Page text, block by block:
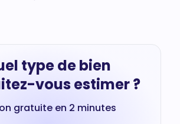
type de bien
vous estimer ?
gratuite en 2 minutes